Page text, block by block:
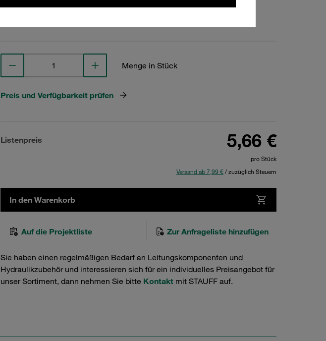
Menge in Stück
Preis und Verfügbarkeit prüfen
Listenpreis 5,66 €
pro Stück
Versand ab 7,99 €/ zuzüglich Steuern
In den Warenkorb
Auf die Projektliste Zur Anfrageliste hinzufügen
Sie haben einen regelmäßigen Bedarf an Leitungskomponenten und
Hydraulikzubehör und interessieren sich für ein individuelles Preisangebot für
unser Sortiment, dann nehmen Sie bitte Kontakt mit STAUFF auf.